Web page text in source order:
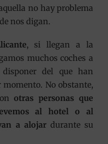
no hay problema
nos digan.
, si llegan a la
muchos coches a
del que han
momento. No obstante,
otras personas que
al hotel o al
a alojardurante su